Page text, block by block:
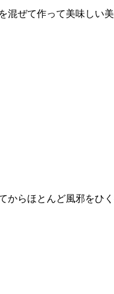
ぜて作って美味しい
らほとんど風邪をひ